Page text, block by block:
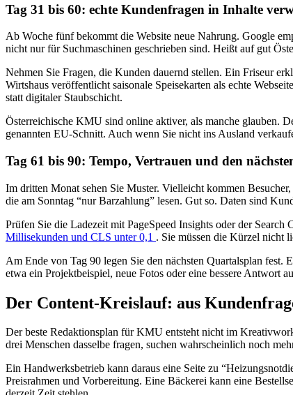
Tag 31 bis 60: echte Kundenfragen in Inhalte
Ab Woche fünf bekommt die Website neue Nahrung. Google
nicht nur für Suchmaschinen geschrieben sind. Heißt auf gut
Nehmen Sie Fragen, die Kunden dauernd stellen. Ein Friseur
Wirtshaus veröffentlicht saisonale Speisekarten als echte
statt digitaler Staubschicht.
Österreichische KMU sind online aktiver, als manche glauben.
genannten EU-Schnitt. Auch wenn Sie nicht ins Ausland
Tag 61 bis 90: Tempo, Vertrauen und den
Im dritten Monat sehen Sie Muster. Vielleicht kommen
die am Sonntag “nur Barzahlung” lesen. Gut so. Daten sind
Prüfen Sie die Ladezeit mit PageSpeed Insights oder der
Millisekunden und CLS unter 0,1 . Sie müssen die Kürzel nicht
Am Ende von Tag 90 legen Sie den nächsten Quartalsplan fest.
etwa ein Projektbeispiel, neue Fotos oder eine bessere Antwort
Der Content-Kreislauf: aus
Der beste Redaktionsplan für KMU entsteht nicht im
drei Menschen dasselbe fragen, suchen wahrscheinlich noch
Ein Handwerksbetrieb kann daraus eine Seite zu
Preisrahmen und Vorbereitung. Eine Bäckerei kann eine